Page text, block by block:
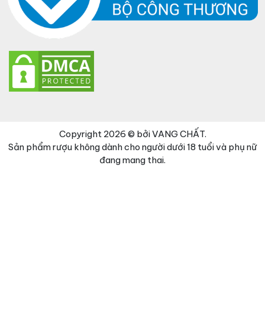
Copyright 2026 © bởi VANG CHẤT.
Sản phẩm rượu không dành cho người dưới 18 tuổi và phụ nữ
đang mang thai.